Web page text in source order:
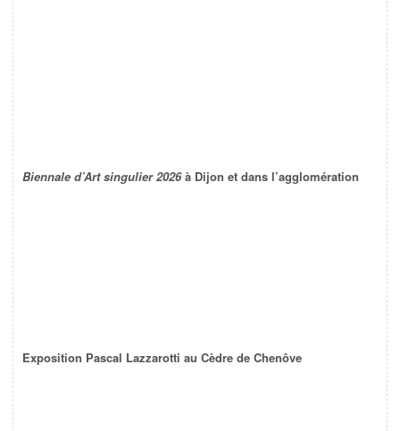
Biennale d’Art singulier 2026à Dijon et dans l’agglomération
Exposition Pascal Lazzarotti au Cèdre de Chenôve